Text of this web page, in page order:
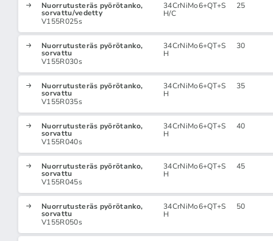
Nuorrutusteräs pyörötanko,
sorvattu/vedetty
V155R025s
34CrNiMo6+QT+S
H/C
25
Nuorrutusteräs pyörötanko,
sorvattu
V155R030s
34CrNiMo6+QT+S
H
30
Nuorrutusteräs pyörötanko,
sorvattu
V155R035s
34CrNiMo6+QT+S
H
35
Nuorrutusteräs pyörötanko,
sorvattu
V155R040s
34CrNiMo6+QT+S
H
40
Nuorrutusteräs pyörötanko,
sorvattu
V155R045s
34CrNiMo6+QT+S
H
45
Nuorrutusteräs pyörötanko,
sorvattu
V155R050s
34CrNiMo6+QT+S
H
50